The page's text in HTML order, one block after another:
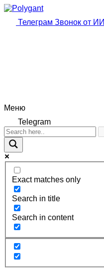
Телеграм Звонок от ИИ
Меню
Telegram
Exact matches only
Search in title
Search in content